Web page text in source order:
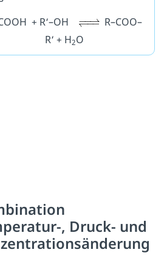
+ R‘–OH
R–COO–
R‘ + H2O
, Druck- und